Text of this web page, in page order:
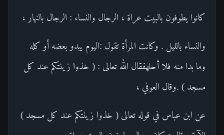
كانوا يطوفون بالبيت عراة ، الرجال والنساء : الرجال بالنهار ،
والنساء بالليل . وكانت المرأة تقول :اليوم يبدو بعضه أو كله
وما بدا منه فلا أحلهفقال الله تعالى : ( خذوا زينتكم عند كل
مسجد ) .وقال العوفي ،
عن ابن عباس في قوله تعالى ( خذوا زينتكم عند كل مسجد )